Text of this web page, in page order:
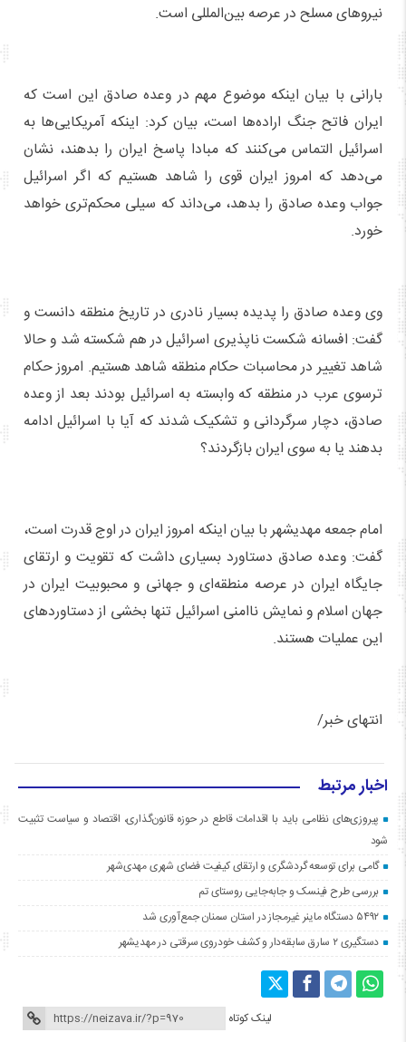
نیروهای مسلح در عرصه بین‌المللی است.
بارانی با بیان اینکه موضوع مهم در وعده صادق این است که
ایران فاتح جنگ اراده‌ها است، بیان کرد: اینکه آمریکایی‌ها به
اسرائیل التماس می‌کنند که مبادا پاسخ ایران را بدهند، نشان
می‌دهد که امروز ایران قوی را شاهد هستیم که اگر اسرائیل
جواب وعده صادق را بدهد، می‌داند که سیلی محکم‌تری خواهد
خورد.
وی وعده صادق را پدیده بسیار نادری در تاریخ منطقه دانست و
گفت: افسانه شکست ناپذیری اسرائیل در هم شکسته شد و حالا
شاهد تغییر در محاسبات حکام منطقه شاهد هستیم. امروز حکام
ترسوی عرب در منطقه که وابسته به اسرائیل بودند بعد از وعده
صادق، دچار سرگردانی و تشکیک شدند که آیا با اسرائیل ادامه
بدهند یا به سوی ایران بازگردند؟
امام جمعه مهدیشهر با بیان اینکه امروز ایران در اوج قدرت است،
گفت: وعده صادق دستاورد بسیاری داشت که تقویت و ارتقای
جایگاه ایران در عرصه منطقه‌ای و جهانی و محبوبیت ایران در
جهان اسلام و نمایش ناامنی اسرائیل تنها بخشی از دستاوردهای
این عملیات هستند.
انتهای خبر/
اخبار مرتبط
پیروزی‌های نظامی باید با اقدامات قاطع در حوزه قانون‌گذاری، اقتصاد و سیاست تثبیت
شود
گامی برای توسعه گردشگری و ارتقای کیفیت فضای شهری مهدی‌شهر
بررسی طرح فینسک و جابه‌جایی روستای تم
۵۴۹۲ دستگاه ماینر غیرمجاز در استان سمنان جمع‌آوری شد
دستگیری ۲ سارق سابقه‌دار و کشف خودروی سرقتی در مهدیشهر
لینک کوتاه